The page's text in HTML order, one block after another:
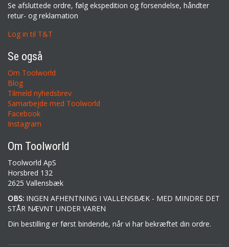
Se afsluttede ordre, følg ekspedition og forsendelse, håndter
retur- og reklamation
Log in til T&T
Se også
Om Toolworld
Blog
Tilmeld nyhedsbrev
Samarbejde med Toolworld
Facebook
Instagram
Om Toolworld
Toolworld ApS
Horsbred 132
2625 Vallensbæk
OBS: INGEN AFHENTNING I VALLENSBÆK - MED MINDRE DET
STÅR NÆVNT UNDER VAREN
Din bestilling er først bindende, når vi har bekræftet din ordre.